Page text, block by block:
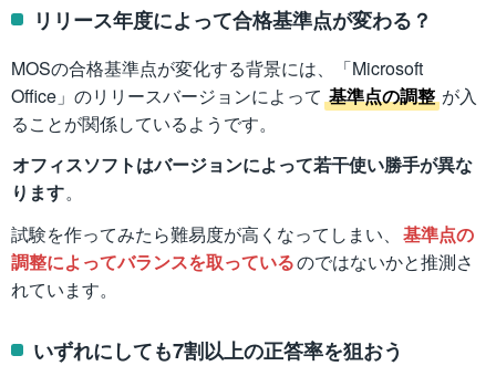
リリース年度によって合格基準点が変わる？
MOSの合格基準点が変化する背景には、「Microsoft
Office」のリリースバージョンによって 基準点の調整 が入
ることが関係しているようです。
オフィスソフトはバージョンによって若干使い勝手が異な
ります。
試験を作ってみたら難易度が高くなってしまい、 基準点の
調整によってバランスを取っているのではないかと推測さ
れています。
いずれにしても7割以上の正答率を狙おう